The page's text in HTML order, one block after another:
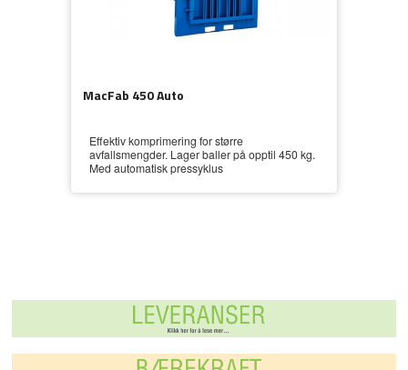
MacFab 450 Auto
Effektiv komprimering for større
avfallsmengder. Lager baller på opptil 450 kg.
Med automatisk pressyklus